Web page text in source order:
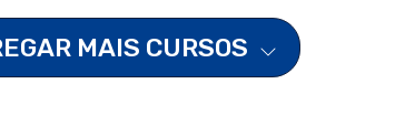
MAIS CURSOS